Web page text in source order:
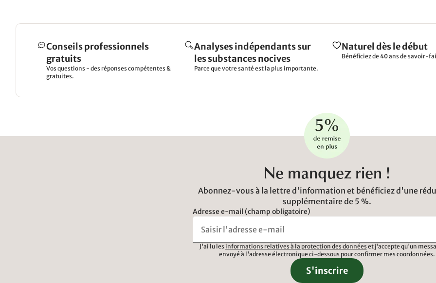
Conseils professionnels
gratuits
Vos questions - des réponses compétentes &
gratuites.
Analyses indépendants sur
les substances nocives
Parce que votre santé est la plus importante.
Naturel dès le début
Bénéficiez de 40 ans de savoir-
Ne manquez rien !
Abonnez-vous à la lettre d'information et bénéficiez d'une
supplémentaire de 5 %.
Adresse e-mail (champ obligatoire)
J'ai lu les informations relatives à la protection des données et j'accepte qu'un
envoyé à l'adresse électronique ci-dessous pour confirmer mes coordonnées.
S'inscrire